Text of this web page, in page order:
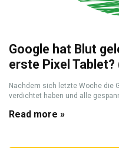
Google hat Blut
erste Pixel Tablet?
Nachdem sich letzte Woche die
verdichtet haben und alle
Read more »